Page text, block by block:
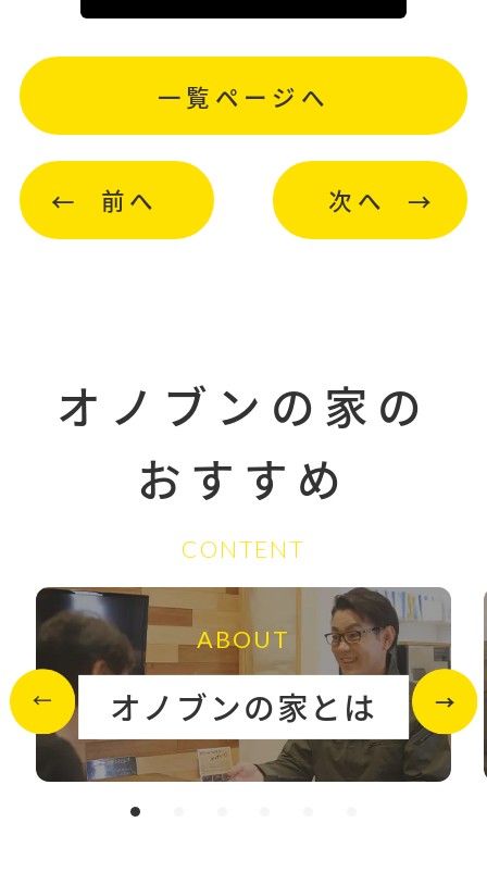
前へ
一覧ページへ
次へ
オノブンの家の
おすすめ
CONTENT
ABOUT
オノブンの家とは